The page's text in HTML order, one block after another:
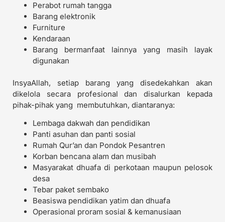
Perabot rumah tangga
Barang elektronik
Furniture
Kendaraan
Barang bermanfaat lainnya yang masih layak
digunakan
InsyaAllah, setiap barang yang disedekahkan akan
dikelola secara profesional dan disalurkan kepada
pihak-pihak yang membutuhkan, diantaranya:
Lembaga dakwah dan pendidikan
Panti asuhan dan panti sosial
Rumah Qur’an dan Pondok Pesantren
Korban bencana alam dan musibah
Masyarakat dhuafa di perkotaan maupun pelosok
desa
Tebar paket sembako
Beasiswa pendidikan yatim dan dhuafa
Operasional proram sosial & kemanusiaan